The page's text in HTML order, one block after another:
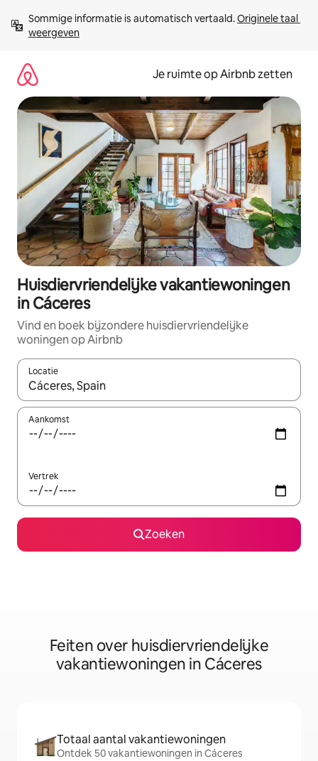
direct
naar
Sommige informatie is automatisch vertaald. Originele taal
weergeven
Je ruimte op Airbnb zetten
Huisdiervriendelijke vakantiewoningen
in Cáceres
Vind en boek bijzondere huisdiervriendelijke
woningen op Airbnb
Locatie
Wanneer er suggesties beschikbaar zijn, maak je een keuze
Aankomst
Vertrek
Zoeken
Feiten over huisdiervriendelijke
vakantiewoningen in Cáceres
Totaal aantal vakantiewoningen
Ontdek 50 vakantiewoningen in Cáceres